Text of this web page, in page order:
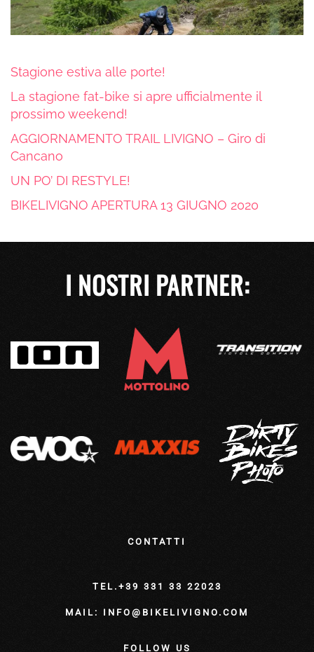
Stagione estiva alle porte!
La stagione fat-bike si apre ufficialmente il
prossimo weekend!
AGGIORNAMENTO TRAIL LIVIGNO – Giro di
Cancano
UN PO’ DI RESTYLE!
BIKELIVIGNO APERTURA 13 GIUGNO 2020
I NOSTRI PARTNER:
CONTATTI
TEL.+39 331 33 22023
MAIL: INFO@BIKELIVIGNO.COM
FOLLOW US